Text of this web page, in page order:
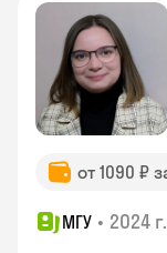
от 1090 ₽
МГУ • 2024 г.